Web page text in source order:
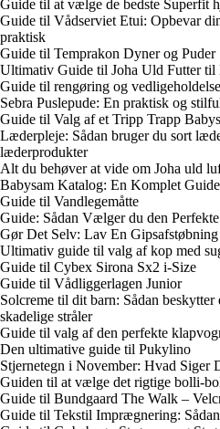
Guide til at vælge de bedste Superfit
Guide til Vådserviet Etui: Opbevar
praktisk
Guide til Temprakon Dyner og Puder
Ultimativ Guide til Joha Uld Futter til
Guide til rengøring og
Sebra Puslepude: En praktisk og
Guide til Valg af et Tripp Trapp
Læderpleje: Sådan bruger du sort
læderprodukter
Alt du behøver at vide om Joha uld
Babysam Katalog: En Komplet
Guide til Vandlegemåtte
Guide: Sådan Vælger du den
Gør Det Selv: Lav En
Ultimativ guide til valg af kop med
Guide til Cybex Sirona Sx2 i-Size
Guide til Vådliggerlagen Junior
Solcreme til dit barn: Sådan
skadelige stråler
Guide til valg af den perfekte
Den ultimative guide til Pukylino
Stjernetegn i November: Hvad Siger
Guiden til at vælge det rigtige bolli-
Guide til Bundgaard The Walk –
Guide til Tekstil Imprægnering: